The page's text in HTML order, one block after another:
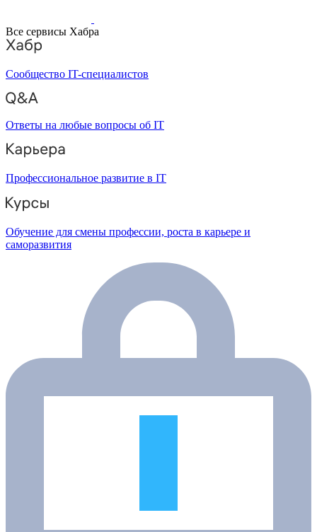
Все сервисы Хабра
Сообщество IT-специалистов
Ответы на любые вопросы об IT
Профессиональное развитие в IT
Обучение для смены профессии, роста в карьере и
саморазвития